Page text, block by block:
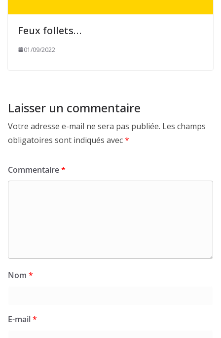
Feux follets…
01/09/2022
Laisser un commentaire
Votre adresse e-mail ne sera pas publiée. Les champs
obligatoires sont indiqués avec*
Commentaire*
Nom *
E-mail*